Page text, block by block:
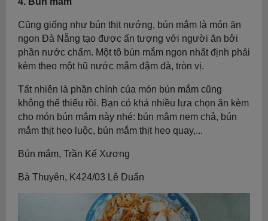
Cũng giống như bún thịt nướng, bún mắm là món ăn
ngon Đà Nẵng tạo được ấn tượng với người ăn bởi
phần nước chấm. Một tô bún mắm ngon nhất định phải
kèm theo một hũ nước mắm đậm đà, tròn vị.
Tất nhiên là phần chính của món bún mắm cũng
không thể thiếu rồi. Bạn có khá nhiều lựa chọn ăn kèm
cho món bún mắm này nhé: bún mắm nem chả, bún
mắm thịt heo luộc, bún mắm thịt heo quay,...
Bún mắm, Trần Kế Xương
Bà Thuyên, K424/03 Lê Duẩn